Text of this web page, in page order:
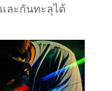
ละกันทะลุได้